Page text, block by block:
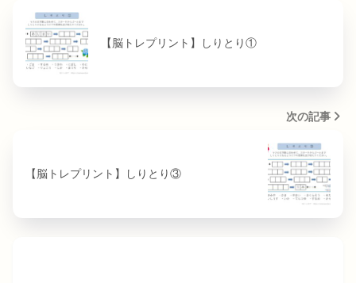
【脳トレプリント】しりとり①
次の記事
【脳トレプリント】しりとり③